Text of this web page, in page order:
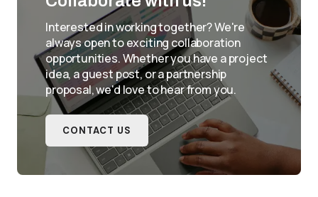
Interested in working together? We're
always open to exciting collaboration
opportunities. Whether you have a project
idea, a guest post, or a partnership
proposal, we'd love to hear from you.
CONTACT US